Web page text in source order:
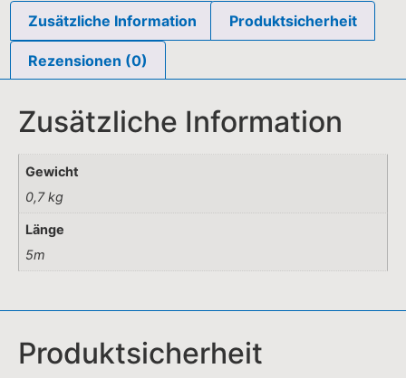
Zusätzliche Information Produktsicherheit
Rezensionen (0)
Zusätzliche Information
Gewicht
0,7 kg
Länge
5m
Produktsicherheit